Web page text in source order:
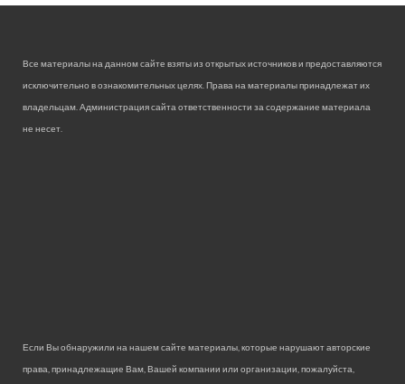
Все материалы на данном сайте взяты из открытых источников и предоставляются
исключительно в ознакомительных целях. Права на материалы принадлежат их
владельцам. Администрация сайта ответственности за содержание материала
не несет.
Если Вы обнаружили на нашем сайте материалы, которые нарушают авторские
права, принадлежащие Вам, Вашей компании или организации, пожалуйста,